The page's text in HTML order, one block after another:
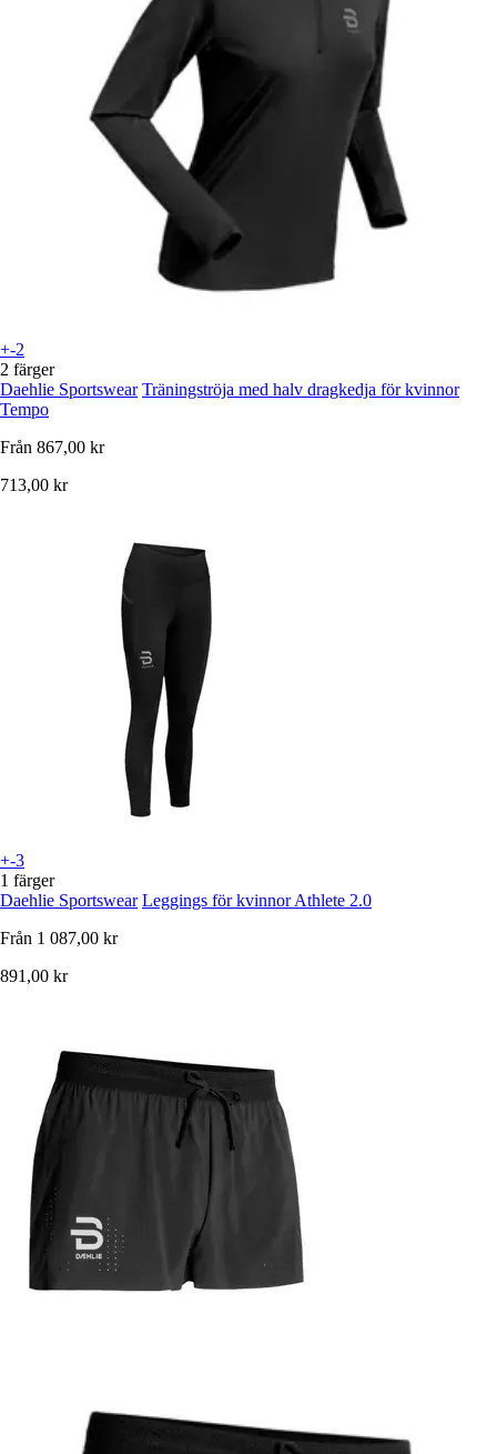
+-2
2 färger
Daehlie Sportswear Träningströja med halv dragkedja för kvinnor
Tempo
Från 867,00 kr
713,00 kr
+-3
1 färger
Daehlie Sportswear Leggings för kvinnor Athlete 2.0
Från 1 087,00 kr
891,00 kr